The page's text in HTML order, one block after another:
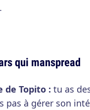
qui manspread
de Topito : tu as
pas à gérer son